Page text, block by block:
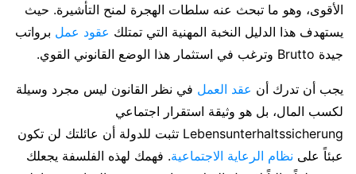
الأقوى، وهو ما تبحث عنه سلطات الهجرة لمنح التأشيرة. حيث
يستهدف هذا الدليل النخبة المهنية التي تمتلك عقود عمل برواتب
جيدة Brutto وترغب في استثمار هذا الوضع القانوني القوي.
يجب أن تدرك أن عقد العمل في نظر القانون ليس مجرد وسيلة
لكسب المال، بل هو وثيقة استقرار اجتماعي
Lebensunterhaltssicherung تثبت للدولة أن عائلتك لن تكون
عبئاً على نظام الرعاية الاجتماعية. فهمك لهذه الفلسفة يجعلك